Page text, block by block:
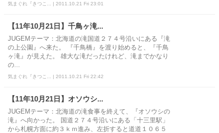
気まぐれ『きつこ... | 2011.10.21 Fri 23:01
【11年10月21日】千鳥ヶ滝...
JUGEMテーマ：北海道の滝国道２７４号沿いにある『滝
の上公園』へ来た。 『千鳥橋』を渡り始めると、『千鳥
ヶ滝』が見えた。 雄大な滝だったけれど、滝までかなり
の...
気まぐれ『きつこ... | 2011.10.21 Fri 22:42
【11年10月21日】オソウシ...
JUGEMテーマ：北海道の滝食事を終えて、『オソウシの
滝』へ向かった。 国道２７４号沿いにある「十三里駅」
から札幌方面に約３ｋｍ進み、左折すると道道１０６５